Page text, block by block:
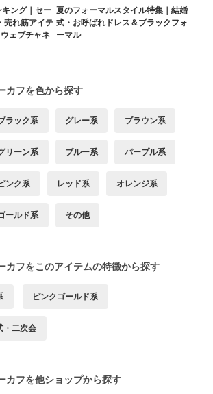
ング｜セー
売れ筋アイテ
ェブチャネ
夏のフォーマルスタイル特集｜結婚
式・お呼ばれドレス＆ブラックフォ
ーマル
カフを色から探す
ラック系 グレー系 ブラウン系
リーン系 ブルー系 パープル系
ンク系 レッド系 オレンジ系
ールド系 その他
カフをこのアイテムの特徴から探す
ピンクゴールド系
・二次会
カフを他ショップから探す